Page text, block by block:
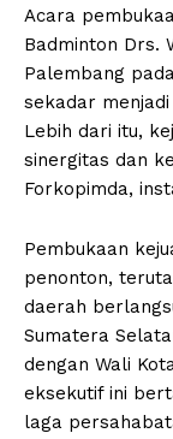
​Acara
Badminton Drs.
Palembang
sekadar
Lebih dari itu,
sinergitas dan
Forkopimda,
​Pembukaan
penonton,
daerah
Sumatera
dengan Wali
eksekutif ini
laga